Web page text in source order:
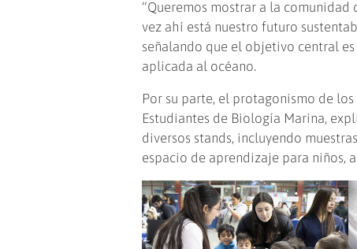
“Queremos mostrar a la comunidad
vez ahí está nuestro futuro
señalando que el objetivo central
aplicada al océano.
Por su parte, el protagonismo de
Estudiantes de Biología Marina,
diversos stands, incluyendo
espacio de aprendizaje para niños,